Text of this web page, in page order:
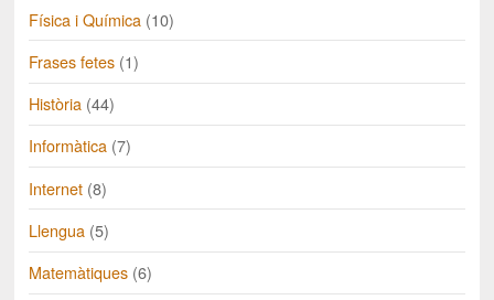
Física i Química (10)
Frases fetes (1)
Història (44)
Informàtica (7)
Internet (8)
Llengua (5)
Matemàtiques (6)